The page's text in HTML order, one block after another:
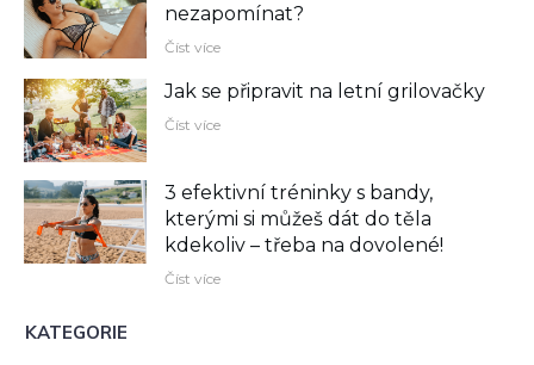
nezapomínat?
Číst více
Jak se připravit na letní grilovačky
Číst více
3 efektivní tréninky s bandy,
kterými si můžeš dát do těla
kdekoliv –⁠ třeba na dovolené!
Číst více
KATEGORIE